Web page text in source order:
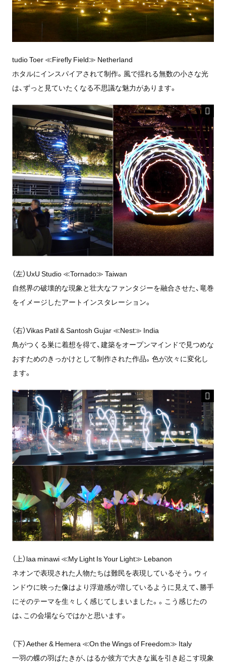
tudio Toer ≪Firefly Field≫ Netherland
ホタルにインスパイアされて制作。風で揺れる無数の小さな光
は、ずっと見ていたくなる不思議な魅力があります。
（左）UxU Studio ≪Tornado≫ Taiwan
自然界の破壊的な現象と壮大なファンタジーを融合させた、竜巻
をイメージしたアートインスタレーション。
（右）Vikas Patil & Santosh Gujar ≪Nest≫ India
鳥がつくる巣に着想を得て、建築をオープンマインドで見つめな
おすためのきっかけとして制作された作品。色が次々に変化し
ます。
（上）laa minawi ≪My Light Is Your Light≫ Lebanon
ネオンで表現された人物たちは難民を表現しているそう。ウィ
ンドウに映った像はより浮遊感が増しているように見えて、勝手
にそのテーマを生々しく感じてしまいました。。こう感じたの
は、この会場ならではかと思います。
（下）Aether & Hemera ≪On the Wings of Freedom≫ Italy
一羽の蝶の羽ばたきが、はるか彼方で大きな嵐を引き起こす現象